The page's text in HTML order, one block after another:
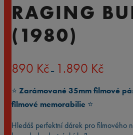
RAGING
(1980)
890 Kč – 1.890 Kčcen:
až
⭐️ Zarámované 35mm filmové
filmové memorabilie ⭐️
Hledáš perfektní dárek pro filmového